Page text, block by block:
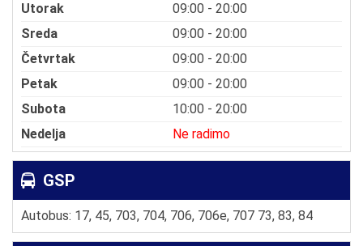
Utorak
09:00 - 20:00
Sreda
09:00 - 20:00
Četvrtak
09:00 - 20:00
Petak
09:00 - 20:00
Subota
10:00 - 20:00
Nedelja
Ne radimo
GSP
Autobus: 17, 45, 703, 704, 706, 706e, 707 73, 83, 84